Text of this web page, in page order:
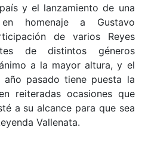
y el lanzamiento de una
homenaje a Gustavo
de varios Reyes
de distintos géneros
a la mayor altura, y el
año pasado tiene puesta la
reiteradas ocasiones que
a su alcance para que sea
Vallenata.